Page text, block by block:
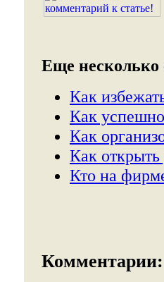
Еще несколько
Как
Как успешно
Как
Как открыть
Кто на
Комментарии: